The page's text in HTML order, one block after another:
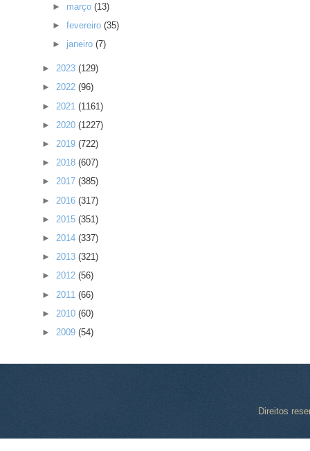
► março(13)
►fevereiro(35)
► janeiro(7)
► 2023 (129)
► 2022 (96)
► 2021 (1161)
► 2020 (1227)
► 2019 (722)
► 2018 (607)
► 2017 (385)
► 2016 (317)
► 2015 (351)
► 2014 (337)
► 2013 (321)
► 2012 (56)
► 2011 (66)
► 2010 (60)
► 2009 (54)
Direitos